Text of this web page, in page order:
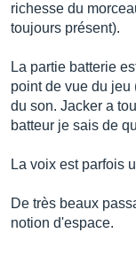
richesse du
toujours présent).
La partie batterie
point de vue du jeu
du son. Jacker a
batteur je sais de
La voix est parfois
De très beaux
notion d'espace.